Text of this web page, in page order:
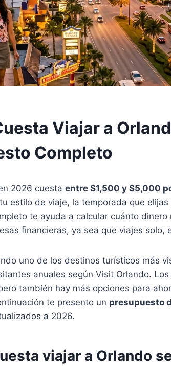
Viajar a
Completo
2026 cuesta entre $1,500 y $5,000
estilo de viaje, la temporada que
te ayuda a calcular cuánto
financieras, ya sea que viajes solo,
uno de los destinos turísticos más
anuales según Visit Orlando.
también hay más opciones para
te presento un presupuesto
a 2026.
viajar a Orlando